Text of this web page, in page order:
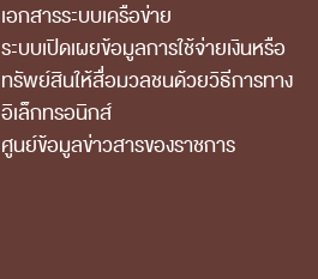
เอกสารระบบเครือข่าย
ระบบเปิดเผยข้อมูลการใช้จ่ายเงินหรือ
ทรัพย์สินให้สื่อมวลชนด้วยวิธีการทาง
อิเล็กทรอนิกส์
ศูนย์ข้อมูลข่าวสารของราชการ